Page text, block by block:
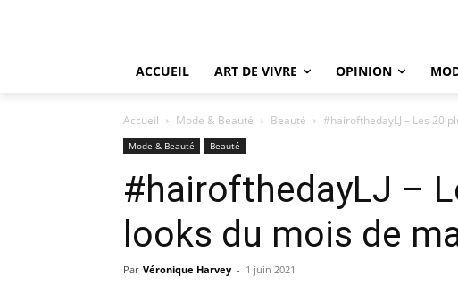
ACCUEIL ART DE VIVRE OPINION
Accueil Mode & Beauté Beauté #hairofthedayLJ – Les 20
Mode & Beauté Beauté
#hairofthedayLJ –
looks du mois de
Par Véronique Harvey - 1 juin 2021